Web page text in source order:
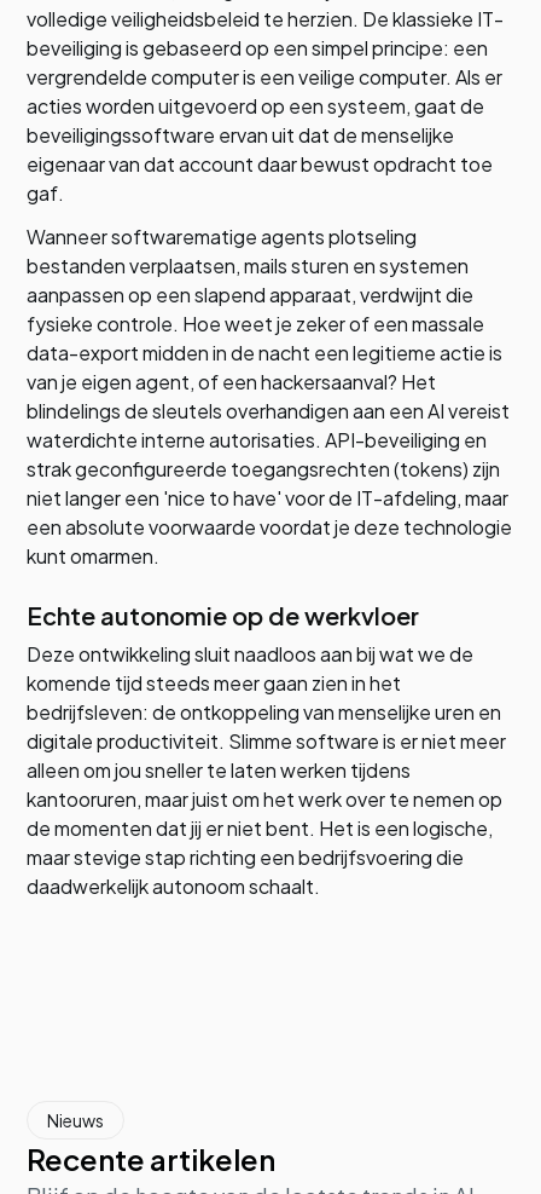
volledige veiligheidsbeleid te herzien. De klassieke IT-
beveiliging is gebaseerd op een simpel principe: een
vergrendelde computer is een veilige computer. Als er
acties worden uitgevoerd op een systeem, gaat de
beveiligingssoftware ervan uit dat de menselijke
eigenaar van dat account daar bewust opdracht toe
gaf.
Wanneer softwarematige agents plotseling
bestanden verplaatsen, mails sturen en systemen
aanpassen op een slapend apparaat, verdwijnt die
fysieke controle. Hoe weet je zeker of een massale
data-export midden in de nacht een legitieme actie is
van je eigen agent, of een hackersaanval? Het
blindelings de sleutels overhandigen aan een AI vereist
waterdichte interne autorisaties. API-beveiliging en
strak geconfigureerde toegangsrechten (tokens) zijn
niet langer een 'nice to have' voor de IT-afdeling, maar
een absolute voorwaarde voordat je deze technologie
kunt omarmen.
Echte autonomie op de werkvloer
Deze ontwikkeling sluit naadloos aan bij wat we de
komende tijd steeds meer gaan zien in het
bedrijfsleven: de ontkoppeling van menselijke uren en
digitale productiviteit. Slimme software is er niet meer
alleen om jou sneller te laten werken tijdens
kantooruren, maar juist om het werk over te nemen op
de momenten dat jij er niet bent. Het is een logische,
maar stevige stap richting een bedrijfsvoering die
daadwerkelijk autonoom schaalt.
Nieuws
Recente artikelen